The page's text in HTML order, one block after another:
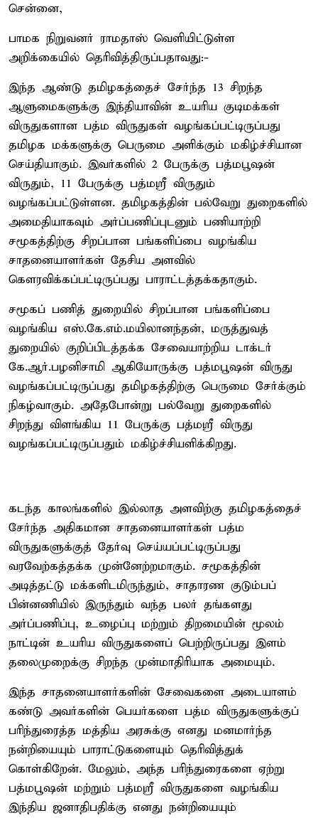
சென்னை,
பாமக நிறுவனர் ராமதாஸ் வெளியிட்டுள்ள
அறிக்கையில் தெரிவித்திருப்பதாவது:-
இந்த ஆண்டு தமிழகத்தைச் சேர்ந்த 13 சிறந்த
ஆளுமைகளுக்கு இந்தியாவின் உயரிய குடிமக்கள்
விருதுகளான பத்ம விருதுகள் வழங்கப்பட்டிருப்பது
தமிழக மக்களுக்கு பெருமை அளிக்கும் மகிழ்ச்சியான
செய்தியாகும். இவர்களில் 2 பேருக்கு பத்மபூஷன்
விருதும், 11 பேருக்கு பத்மஸ்ரீ விருதும்
வழங்கப்பட்டுள்ளன. தமிழகத்தின் பல்வேறு துறைகளில்
அமைதியாகவும் அர்ப்பணிப்புடனும் பணியாற்றி
சமூகத்திற்கு சிறப்பான பங்களிப்பை வழங்கிய
சாதனையாளர்கள் தேசிய அளவில்
கௌரவிக்கப்பட்டிருப்பது பாராட்டத்தக்கதாகும்.
சமூகப் பணித் துறையில் சிறப்பான பங்களிப்பை
வழங்கிய எஸ்.கே.எம்.மயிலானந்தன், மருத்துவத்
துறையில் குறிப்பிடத்தக்க சேவையாற்றிய டாக்டர்
கே.ஆர்.பழனிசாமி ஆகியோருக்கு பத்மபூஷன் விருது
வழங்கப்பட்டிருப்பது தமிழகத்திற்கு பெருமை சேர்க்கும்
நிகழ்வாகும். அதேபோன்று பல்வேறு துறைகளில்
சிறந்து விளங்கிய 11 பேருக்கு பத்மஸ்ரீ விருது
வழங்கப்பட்டிருப்பதும் மகிழ்ச்சியளிக்கிறது.
கடந்த காலங்களில் இல்லாத அளவிற்கு தமிழகத்தைச்
சேர்ந்த அதிகமான சாதனையாளர்கள் பத்ம
விருதுகளுக்குத் தேர்வு செய்யப்பட்டிருப்பது
வரவேற்கத்தக்க முன்னேற்றமாகும். சமூகத்தின்
அடித்தட்டு மக்களிடமிருந்தும், சாதாரண குடும்பப்
பின்னணியில் இருந்தும் வந்த பலர் தங்களது
அர்ப்பணிப்பு, உழைப்பு மற்றும் திறமையின் மூலம்
நாட்டின் உயரிய விருதுகளைப் பெற்றிருப்பது இளம்
தலைமுறைக்கு சிறந்த முன்மாதிரியாக அமையும்.
இந்த சாதனையாளர்களின் சேவைகளை அடையாளம்
கண்டு அவர்களின் பெயர்களை பத்ம விருதுகளுக்குப்
பரிந்துரைத்த மத்திய அரசுக்கு எனது மனமார்ந்த
நன்றியையும் பாராட்டுகளையும் தெரிவித்துக்
கொள்கிறேன். மேலும், அந்த பரிந்துரைகளை ஏற்று
பத்மபூஷன் மற்றும் பத்மஸ்ரீ விருதுகளை வழங்கிய
இந்திய ஜனாதிபதிக்கு எனது நன்றியையும்